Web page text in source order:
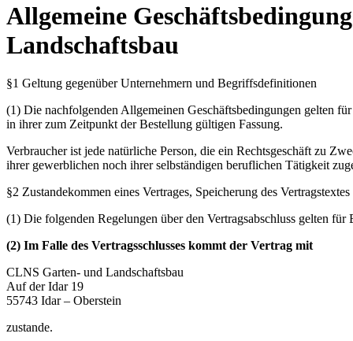
Allgemeine
Landschaftsbau
§1 Geltung gegenüber Unternehmern und Begriffsdefinitionen
(1) Die nachfolgenden Allgemeinen Geschäftsbedingungen gelten
in ihrer zum Zeitpunkt der Bestellung gültigen Fassung.
Verbraucher ist jede natürliche Person, die ein Rechtsgeschäft zu
ihrer gewerblichen noch ihrer selbständigen beruflichen Tätigkeit
§2 Zustandekommen eines Vertrages, Speicherung des Vertragstextes
(1) Die folgenden Regelungen über den Vertragsabschluss gelten
(2) Im Falle des Vertragsschlusses kommt der Vertrag mit
CLNS Garten- und Landschaftsbau
Auf der Idar 19
55743 Idar – Oberstein
zustande.